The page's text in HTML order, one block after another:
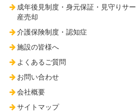
成年後見制度・身元保証・見守りサ
産売却
介護保険制度・認知症
施設の皆様へ
よくあるご質問
お問い合わせ
会社概要
サイトマップ